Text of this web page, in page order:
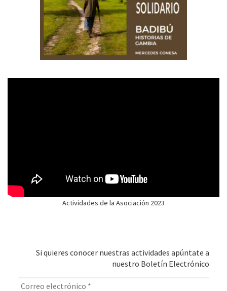
Actividades de la Asociación 2023
Si quieres conocer nuestras actividades apúntate a
nuestro Boletín Electrónico